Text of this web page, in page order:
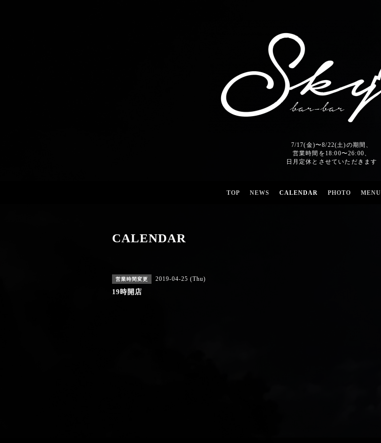
7/17(金)〜8/22(土)の期間、
営業時間を18:00〜26:00、
日月定休とさせていただきます
TOP NEWS CALENDAR PHOTO MENU
CALENDAR
営業時間変更 2019-04-25 (Thu)
19時開店